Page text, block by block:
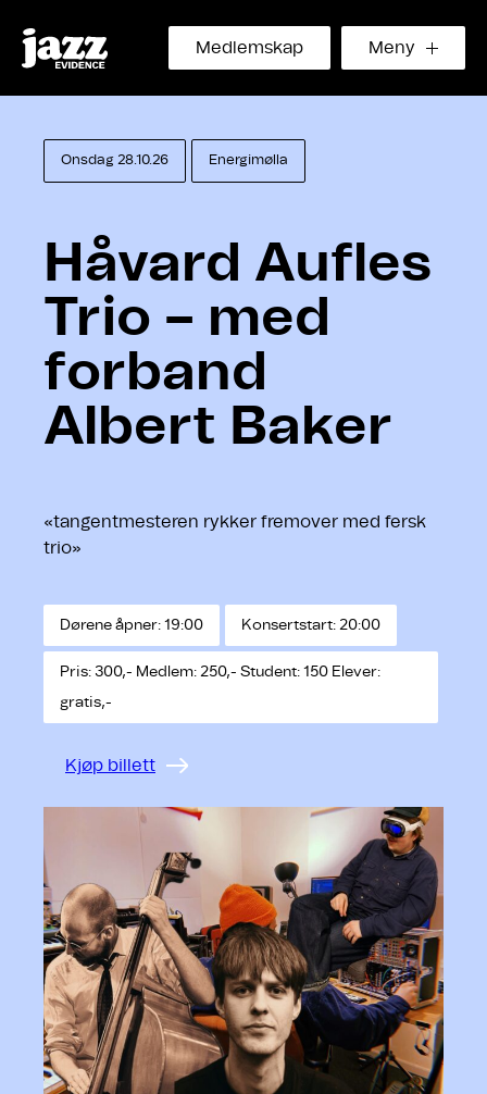
Medlemskap Meny
Onsdag 28.10.26 Energimølla
Håvard Aufles
Trio – med
forband
Albert Baker
«tangentmesteren rykker fremover med fersk
trio»
Dørene åpner: 19:00 Konsertstart: 20:00
Pris: 300,- Medlem: 250,- Student: 150 Elever:
gratis,-
Kjøp billett